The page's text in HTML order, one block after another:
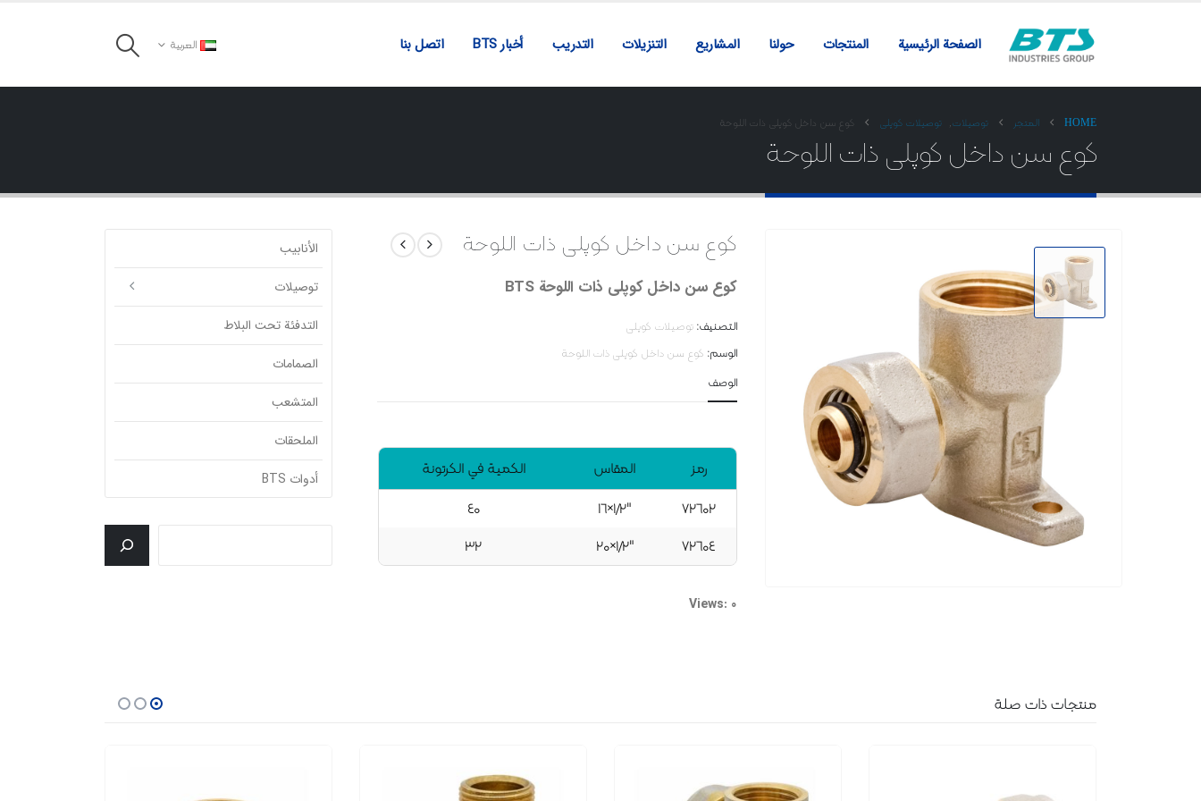
الصفحة الرئيسية المنتجات حولنا المشاريع التنزيلات التدريب أخبار BTS اتصل بنا العربية
HOME المتجر توصیلات, توصیلات کوپلی کوع سن داخل کوپلی ذات اللوحة
کوع سن داخل کوپلی ذات اللوحة
کوع سن داخل کوپلی ذات اللوحة
کوع سن داخل کوپلی ذات اللوحة BTS
التصنيف:توصیلات کوپلی
الوسم: کوع سن داخل کوپلی ذات اللوحة
الوصف
رمز المقاس
الكمية في الكرتونة
۷۲٦۰۲
۱٦×۱/۲"
٤۰
۷۲٦۰٤
۲۰×۱/۲" ۳۲
Views: 0
الأنابيب
توصیلات
التدفئة تحت البلاط
الصمامات
المتشعب
الملحقات
أدوات BTS
منتجات ذات صلة